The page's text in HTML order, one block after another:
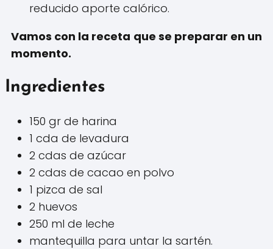
reducido aporte calórico.
Vamos con la receta que se preparar en un
momento.
Ingredientes
150 gr de harina
1 cda de levadura
2 cdas de azúcar
2 cdas de cacao en polvo
1 pizca de sal
2 huevos
250 ml de leche
mantequilla para untar la sartén.